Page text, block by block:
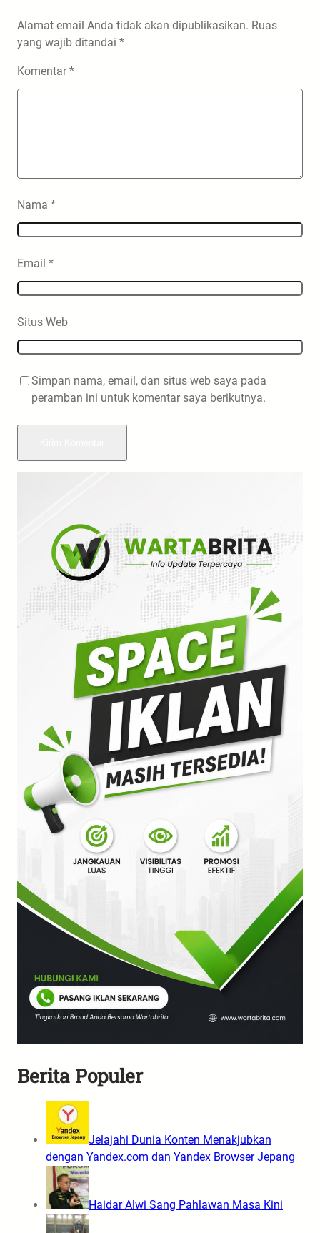
Alamat email Anda tidak akan dipublikasikan. Ruas
yang wajib ditandai *
Komentar*
Nama *
Email *
Situs Web
Simpan nama, email, dan situs web saya pada
peramban ini untuk komentar saya berikutnya.
Berita Populer
Jelajahi Dunia Konten Menakjubkan
dengan Yandex.com dan Yandex Browser Jepang
Haidar Alwi Sang Pahlawan Masa Kini